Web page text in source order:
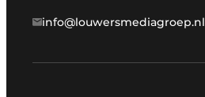
info@louwersmediagroep.nl